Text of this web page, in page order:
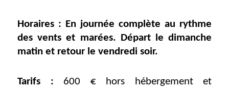
Horaires : En journée complète au rythme
des vents et marées. Départ le dimanche
matin et retour le vendredi soir.
Tarifs : 600 € hors hébergement et